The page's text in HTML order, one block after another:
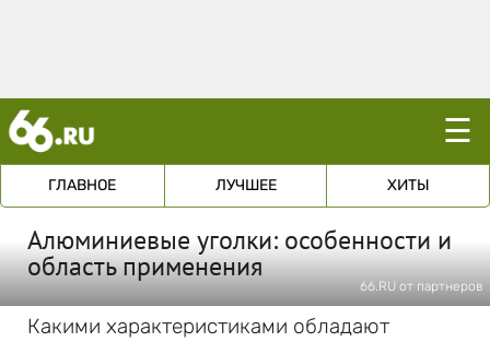
☰
ГЛАВНОЕ ЛУЧШЕЕ ХИТЫ
Алюминиевые уголки: особенности и
область применения
66.RU от партнеров
Какими характеристиками обладают